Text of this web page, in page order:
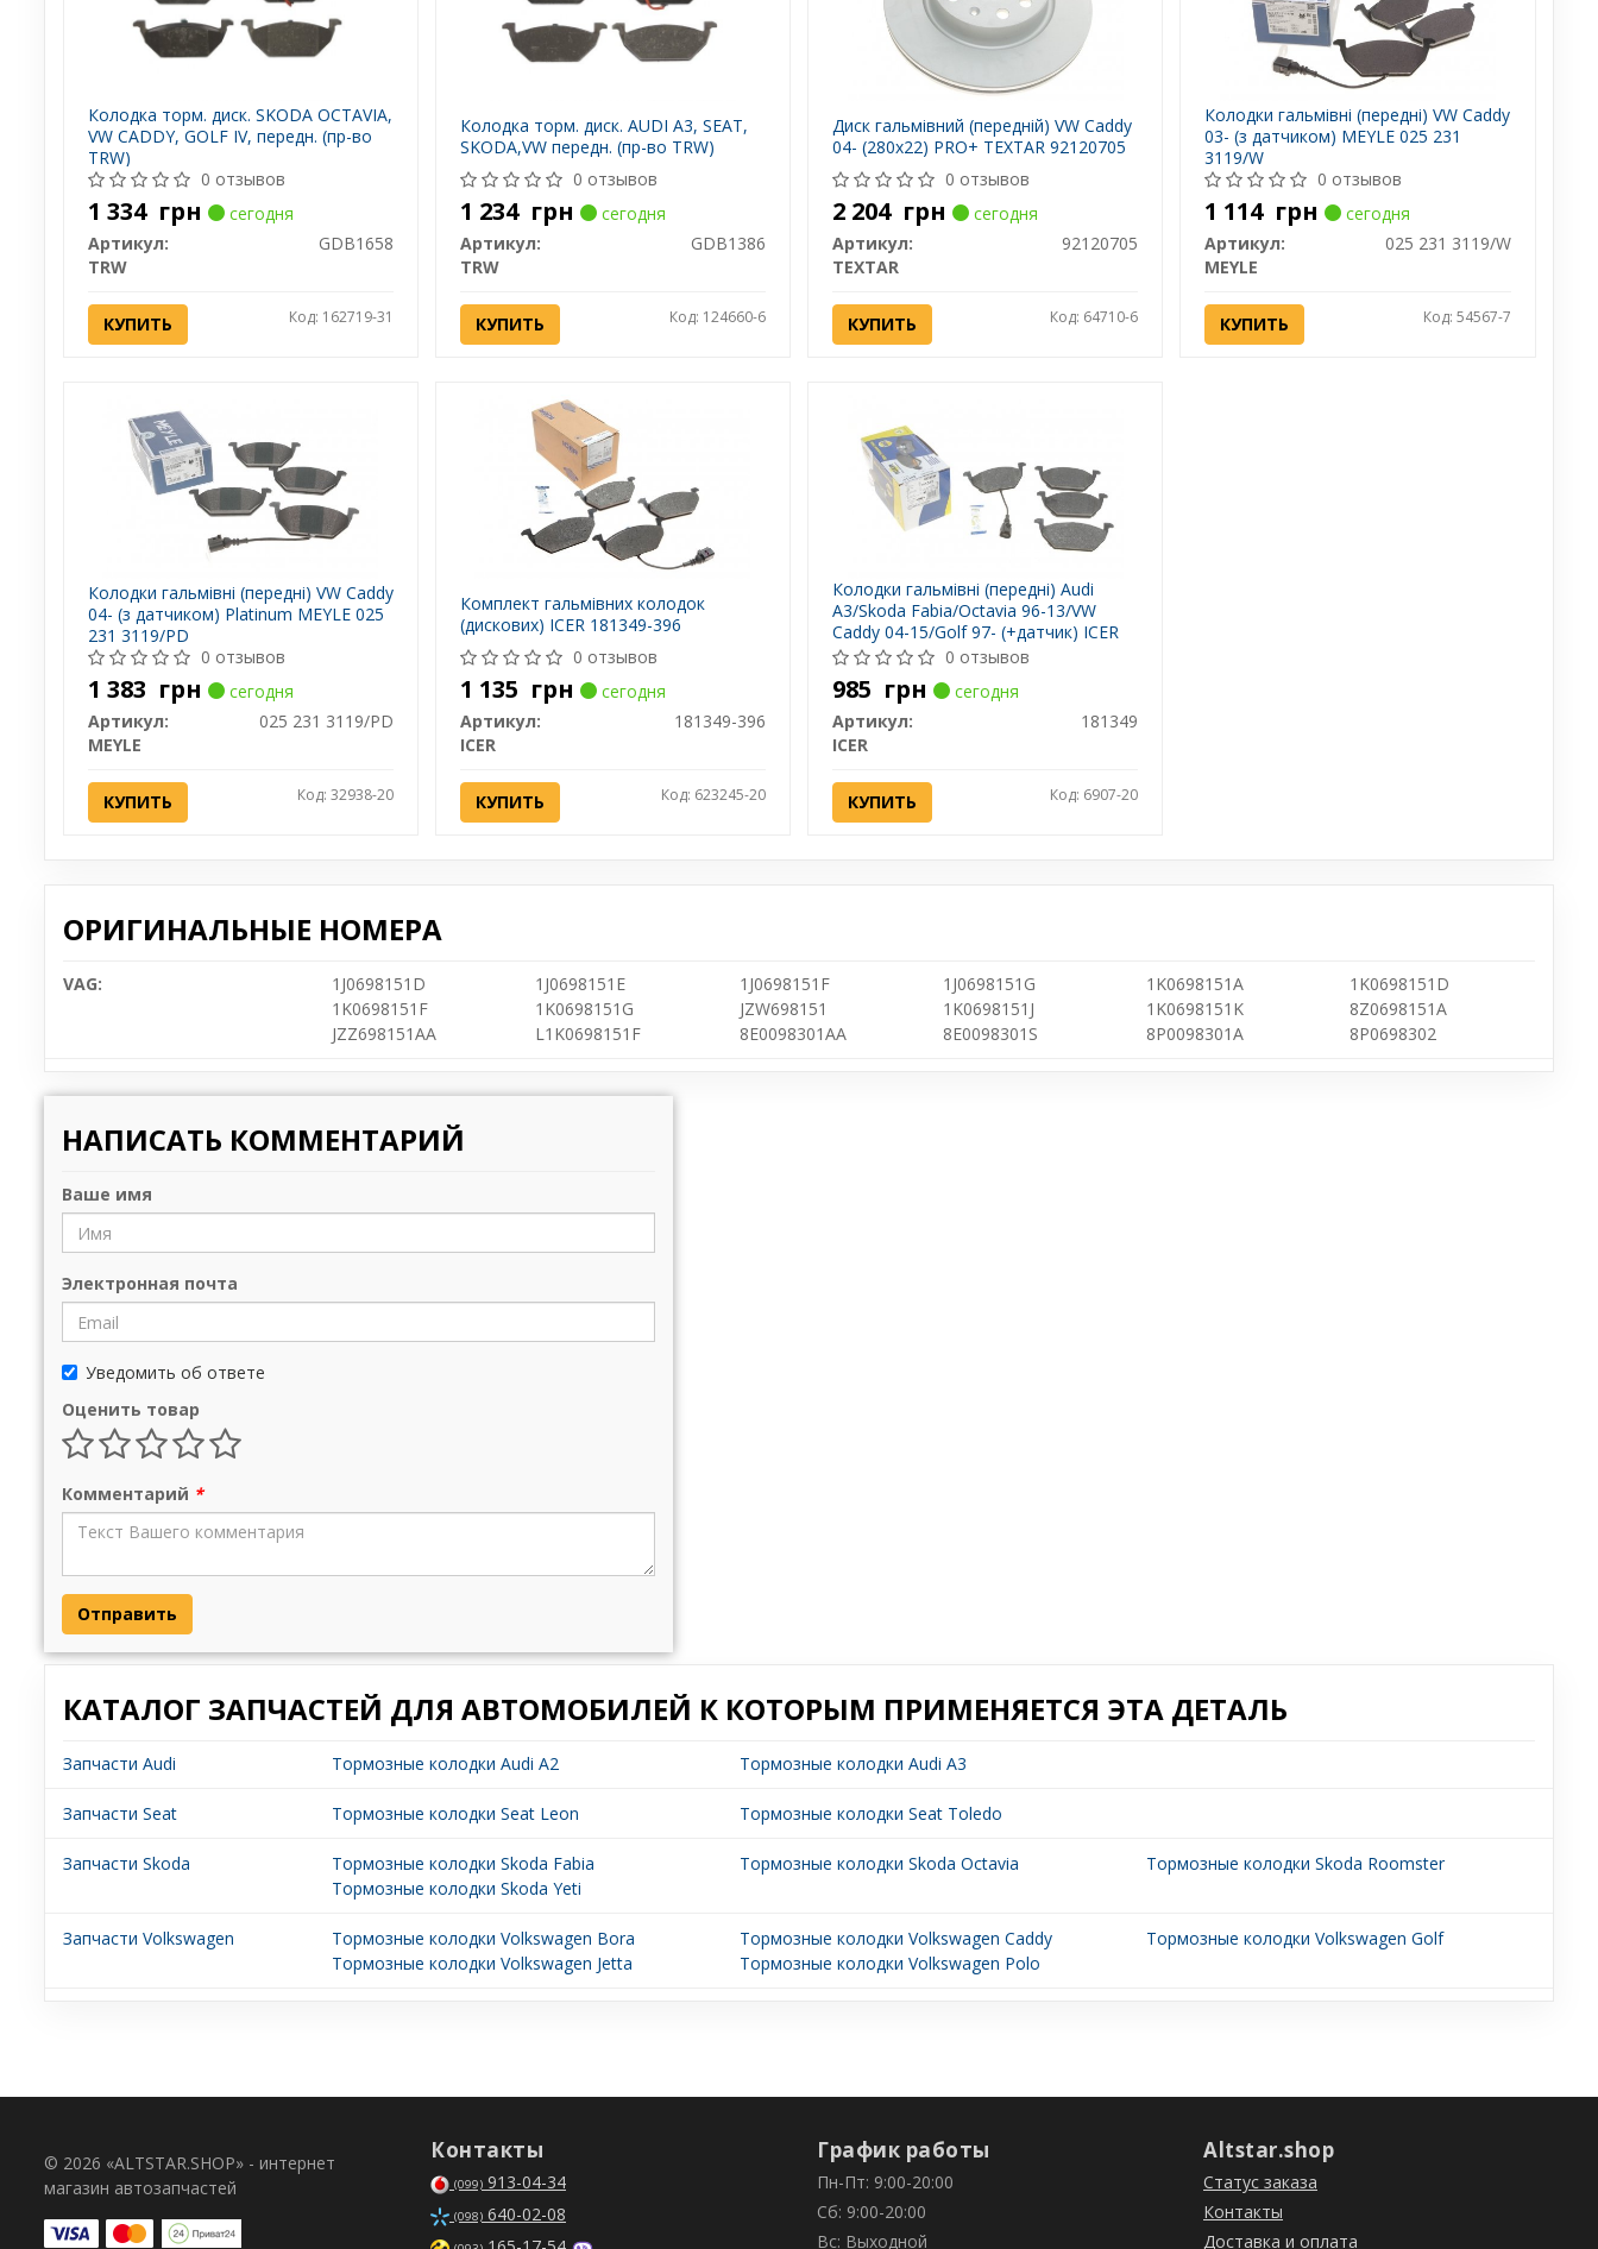
Колодка торм. диск. SKODA OCTAVIA,
VW CADDY, GOLF IV, передн. (пр-во
TRW)
0 отзывов
1 334 грн
сегодня
Артикул:
GDB1658
TRW
КУПИТЬ Код: 162719-31
Колодка торм. диск. AUDI A3, SEAT,
SKODA,VW передн. (пр-во TRW)
0 отзывов
1 234 грн
сегодня
Артикул:
GDB1386
TRW
КУПИТЬ Код: 124660-6
Диск гальмівний (передній) VW Caddy
04- (280x22) PRO+ TEXTAR 92120705
0 отзывов
2 204 грн
сегодня
Артикул:
92120705
TEXTAR
КУПИТЬ Код: 64710-6
Колодки гальмівні (передні) VW Caddy
03- (з датчиком) MEYLE 025 231
3119/W
0 отзывов
1 114 грн
сегодня
Артикул:
025 231 3119/W
MEYLE
КУПИТЬ Код: 54567-7
Колодки гальмівні (передні) VW Caddy
04- (з датчиком) Platinum MEYLE 025
231 3119/PD
0 отзывов
1 383 грн
сегодня
Артикул:
025 231 3119/PD
MEYLE
КУПИТЬ Код: 32938-20
Комплект гальмівних колодок
(дискових) ICER 181349-396
0 отзывов
1 135 грн
сегодня
Артикул:
181349-396
ICER
КУПИТЬ Код: 623245-20
Колодки гальмівні (передні) Audi
A3/Skoda Fabia/Octavia 96-13/VW
Caddy 04-15/Golf 97- (+датчик) ICER
181349
0 отзывов
985 грн
сегодня
Артикул:
181349
ICER
КУПИТЬ Код: 6907-20
ОРИГИНАЛЬНЫЕ НОМЕРА
VAG: 1J0698151D 1J0698151E 1J0698151F 1J0698151G 1K0698151A
1K0698151D
1K0698151F
1K0698151G JZW698151 1K0698151J 1K0698151K
8Z0698151A
JZZ698151AA
L1K0698151F 8E0098301AA 8E0098301S 8P0098301A 8P0698302
НАПИСАТЬ КОММЕНТАРИЙ
Ваше имя
Электронная почта
Уведомить об ответе
Оценить товар
Комментарий *
Отправить
КАТАЛОГ ЗАПЧАСТЕЙ ДЛЯ АВТОМОБИЛЕЙ К КОТОРЫМ ПРИМЕНЯЕТСЯ ЭТА ДЕТАЛЬ
Запчасти Audi Тормозные колодки Audi A2 Тормозные колодки Audi A3
Запчасти Seat Тормозные колодки Seat Leon Тормозные колодки Seat Toledo
Запчасти Skoda Тормозные колодки Skoda Fabia Тормозные колодки Skoda Octavia
Тормозные колодки Skoda Roomster
Тормозные колодки Skoda Yeti
Запчасти Volkswagen Тормозные колодки Volkswagen Bora Тормозные колодки Volkswagen Caddy
Тормозные колодки Volkswagen Golf
Тормозные колодки Volkswagen Jetta
Тормозные колодки Volkswagen Polo
© 2026 «ALTSTAR.SHOP» - интернет
магазин автозапчастей
Контакты
(099) 913-04-34
(098) 640-02-08
График работы
Пн-Пт: 9:00-20:00
Сб: 9:00-20:00
Вс: Выходной
Altstar.shop
Статус заказа
Контакты
Доставка и оплата